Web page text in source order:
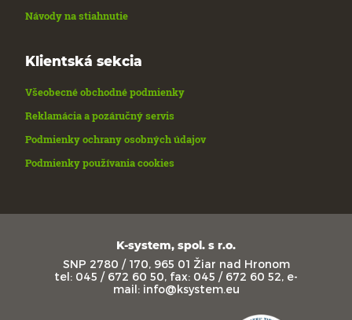
Návody na stiahnutie
Klientská sekcia
Všeobecné obchodné podmienky
Reklamácia a pozáručný servis
Podmienky ochrany osobných údajov
Podmienky používania cookies
K-system, spol. s r.o.
SNP 2780 / 170, 965 01 Žiar nad Hronom
tel: 045 / 672 60 50, fax: 045 / 672 60 52, e-
mail: info@ksystem.eu